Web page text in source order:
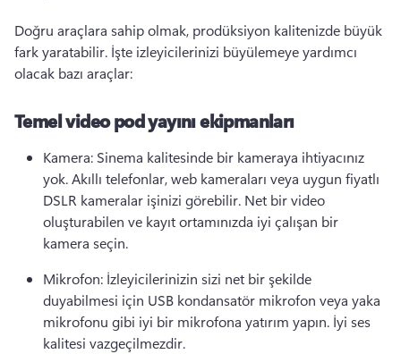
Doğru araçlara sahip olmak, prodüksiyon kalitenizde büyük
fark yaratabilir. İşte izleyicilerinizi büyülemeye yardımcı
olacak bazı araçlar:
Temel video pod yayını ekipmanları
Kamera: Sinema kalitesinde bir kameraya ihtiyacınız
yok. Akıllı telefonlar, web kameraları veya uygun fiyatlı
DSLR kameralar işinizi görebilir. Net bir video
oluşturabilen ve kayıt ortamınızda iyi çalışan bir
kamera seçin.
Mikrofon: İzleyicilerinizin sizi net bir şekilde
duyabilmesi için USB kondansatör mikrofon veya yaka
mikrofonu gibi iyi bir mikrofona yatırım yapın. İyi ses
kalitesi vazgeçilmezdir.